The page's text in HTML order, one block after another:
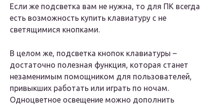
Если же подсветка вам не нужна, то для ПК всегда
есть возможность купить клавиатуру с не
светящимися кнопками.
В целом же, подсветка кнопок клавиатуры –
достаточно полезная функция, которая станет
незаменимым помощником для пользователей,
привыкших работать или играть по ночам.
Одноцветное освещение можно дополнить